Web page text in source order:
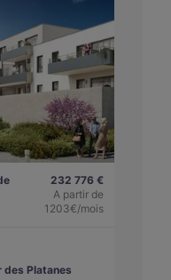
232 776 €
A partir de
1203€/mois
des Platanes